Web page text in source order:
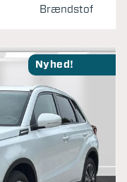
Brændstof
Nyhed!